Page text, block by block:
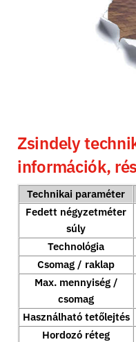
Zsindely
információk,
Technikai paraméter
Fedett négyzetméter
súly
Technológia
Csomag / raklap
Max. mennyiség /
csomag
Használható tetőlejtés
Hordozó réteg